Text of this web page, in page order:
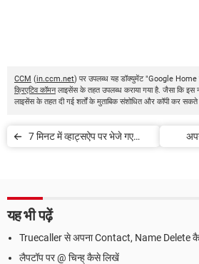
CCM (in.ccm.net) पर उपलब्ध यह डॉक्युमेंट "Google
क्रिएटिव कॉमनलाइसेंस के तहत उपलब्ध कराया गया है. जैसा कि इस
लाइसेंस के तहत दी गई शर्तों के मुताबिक संशोधित और कॉपी कर सकते
7 मिनट में व्हाट्सऐप पर भेजे गए
यह भी पढ़ें
Truecaller से अपना Contact, Name Delete
लैपटॉप पर @ चिन्ह् कैसे लिखें